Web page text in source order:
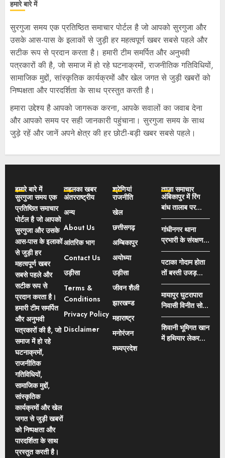
हमारे बारे में
सुरगुजा समय एक प्रतिष्ठित समाचार पोर्टल है जो आपको सुरगुजा और
उसके आस-पास के इलाकों से जुड़ी हर महत्वपूर्ण खबर सबसे पहले और
सटीक रूप से प्रदान करता है। हमारी टीम समर्पित और अनुभवी
पत्रकारों की है, जो समाज में हो रहे घटनाक्रमों, राजनीतिक गतिविधियों,
सामाजिक मुद्दों, सांस्कृतिक कार्यक्रमों और खेल जगत से जुड़ी खबरों को
निष्पक्षता और पारदर्शिता के साथ प्रस्तुत करती है।
हमारा उद्देश्य है आपको जागरूक करना, आपके सवालों का जवाब देना
और आपको समय पर सही जानकारी पहुंचाना। सुरगुजा समय के साथ
जुड़े रहें और जानें अपने क्षेत्र की हर छोटी-बड़ी खबर सबसे पहले।
हमारे बारे में
सुरगुजा समय एक
प्रतिष्ठित समाचार
पोर्टल है जो आपको
सुरगुजा और उसके
आस-पास के इलाकों
से जुड़ी हर
महत्वपूर्ण खबर
सबसे पहले और
सटीक रूप से
प्रदान करता है।
हमारी टीम समर्पित
और अनुभवी
पत्रकारों की है, जो
समाज में हो रहे
घटनाक्रमों,
राजनीतिक
गतिविधियों,
सामाजिक मुद्दों,
सांस्कृतिक
कार्यक्रमों और खेल
जगत से जुड़ी खबरों
को निष्पक्षता और
पारदर्शिता के साथ
प्रस्तुत करती है।
तहलका खबर
अंतरराष्ट्रीय
अन्य
About Us
आंतरिक भाग
Contact Us
उड़ीसा
Terms &
Conditions
Privacy Policy
Disclaimer
श्रेणियां
राजनीति
खेल
छत्तीसगढ़
अम्बिकापुर
अयोध्या
उड़ीसा
जीवन शैली
झारखण्ड
महाराष्ट्र
मनोरंजन
मध्यप्रदेश
ताज़ा समाचार
अंबिकापुर में रिंग
बांध तालाब पर
अवैध अतिक्रमण
का खुलासा: फर्जी
दस्तावेजों से
नामांतरण का आरोप,
भाजपा नेता ने
कलेक्टर से की FIR
और नामांतरण
निरस्त करने की
मांग
गांधीनगर थाना
प्रभारी के संरक्षण में
चल रहा जुआ का
कारोबार?, जुवारियों
की पहली पसंद बन
रही गांधीनगर थाना
क्षेत्र
पटाका गोदाम होता
तों बस्ती उजड़
जाता बस्ती नहीं
उजड़ा मतलब
पटाका गोदाम नहीं
था, मंत्री राजेश
अग्रवाल का बेतुका
बयान
मायापुर घुटरापारा
निवासी विनीत सोनी
एवं उनकी भांजी की
नदी में डूबने से मौत,
इलाके में पसरा
शिवानी भूमिगत खान
में हथियार लेकर